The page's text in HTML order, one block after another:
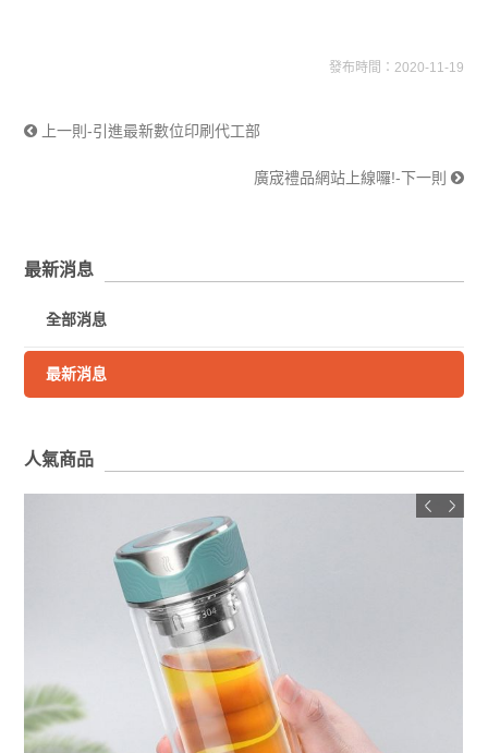
發布時間：2020-11-19
上一則-引進最新數位印刷代工部
廣宬禮品網站上線囉!-下一則
最新消息
全部消息
最新消息
人氣商品